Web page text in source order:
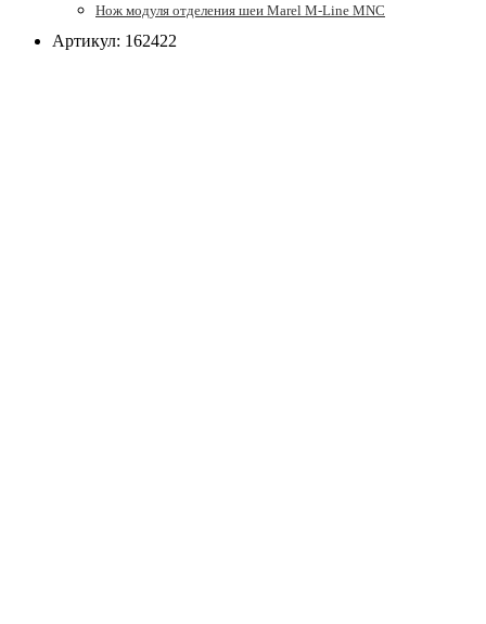
Нож модуля отделения шеи Marel M-Line MNC
Артикул: 162422